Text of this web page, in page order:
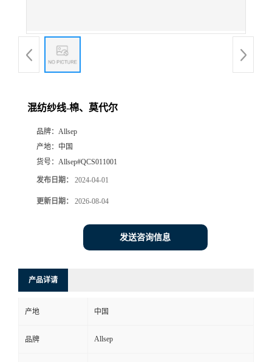
混纺纱线-棉、莫代尔
品牌： Allsep
产地： 中国
货号： Allsep#QCS011001
发布日期： 2024-04-01
更新日期： 2026-08-04
发送咨询信息
产品详请
产地 中国
品牌 Allsep